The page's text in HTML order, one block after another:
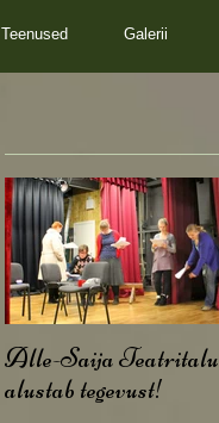
Teenused Galerii
Alle-Saija Teatritalu
alustab tegevust!